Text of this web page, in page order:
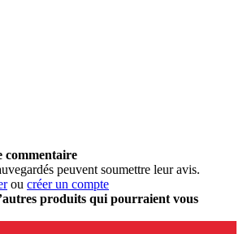
commentaire
peuvent soumettre leur avis.
ou créer un compte
produits qui pourraient vous